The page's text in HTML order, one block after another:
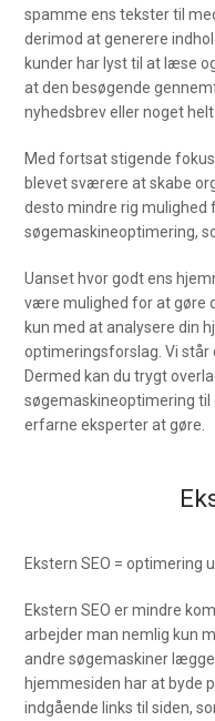
spamme ens tekster til
derimod at generere
kunder har lyst til at læse
at den besøgende
nyhedsbrev eller noget helt
Med fortsat stigende
blevet sværere at skabe
desto mindre rig mulighed
søgemaskineoptimering,
Uanset hvor godt ens
være mulighed for at gøre
kun med at analysere din
optimeringsforslag. Vi står
Dermed kan du trygt
søgemaskineoptimering til
erfarne eksperter at gøre.
Ekstern SEO = optimering
Ekstern SEO er mindre
arbejder man nemlig kun
andre søgemaskiner
hjemmesiden har at byde
indgående links til siden,